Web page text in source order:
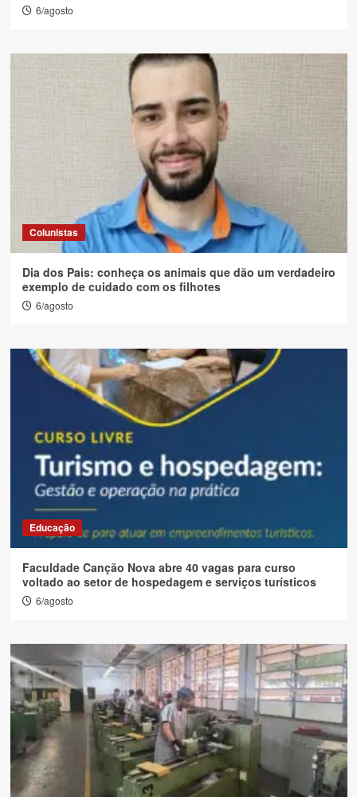
6/agosto
Colunistas
Dia dos Pais: conheça os animais que dão um verdadeiro
exemplo de cuidado com os filhotes
6/agosto
Educação
Faculdade Canção Nova abre 40 vagas para curso
voltado ao setor de hospedagem e serviços turísticos
6/agosto